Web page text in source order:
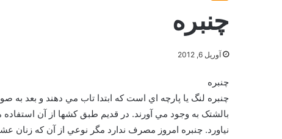
چنبره
آوریل 6, 2012
چنبره
چنبره لنگ يا پارچه اي است که ابتدا تاب مي دهند و بعد به
بالشتک به وجود مي آورند. در قديم طبق کشها از آن
نياورد. چنبره امروز مصرف ندارد مگر نوعي از آن که